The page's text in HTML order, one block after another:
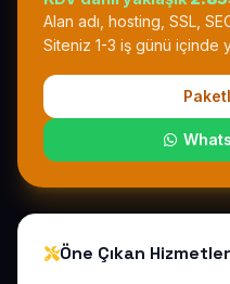
Alan adı, hosting, SSL,
Siteniz 1-3 iş günü içinde
Öne Çıkan Hizmetler